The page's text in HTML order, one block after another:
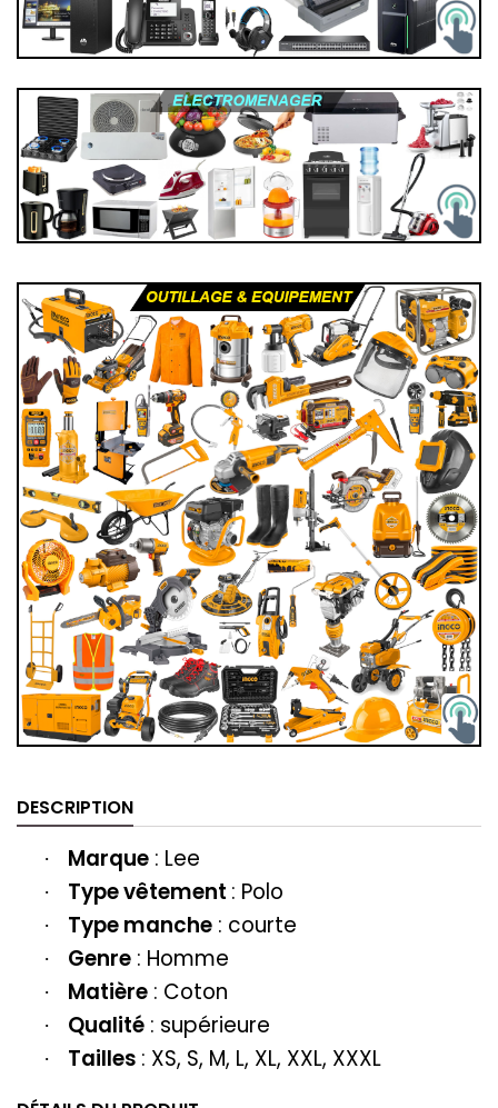
DESCRIPTION
· Marque : Lee
· Type vêtement : Polo
· Type manche : courte
· Genre : Homme
· Matière : Coton
· Qualité : supérieure
· Tailles : XS, S, M, L, XL, XXL, XXXL